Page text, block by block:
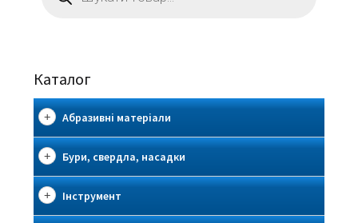
Каталог
Абразивні матеріали
Бури, свердла, насадки
Інструмент